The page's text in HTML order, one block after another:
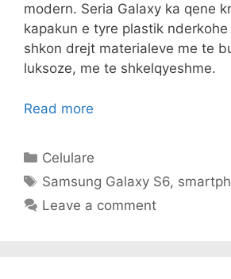
modern. Seria Galaxy ka qene
kapakun e tyre plastik
shkon drejt materialeve me te
luksoze, me te shkelqyeshme.
Read more
Categories
Celulare
Tags
Samsung Galaxy S6,
Leave a comment